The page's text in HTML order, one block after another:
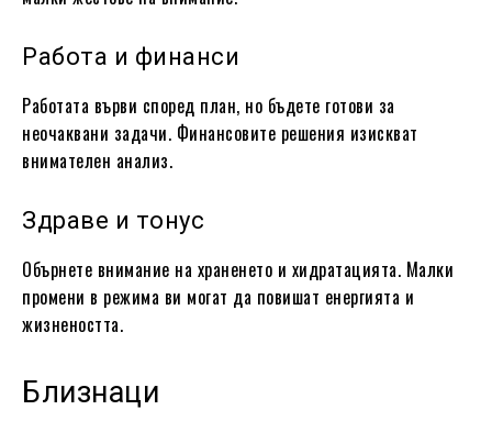
Работа и финанси
Работата върви според план, но бъдете готови за
неочаквани задачи. Финансовите решения изискват
внимателен анализ.
Здраве и тонус
Обърнете внимание на храненето и хидратацията. Малки
промени в режима ви могат да повишат енергията и
жизнеността.
Близнаци